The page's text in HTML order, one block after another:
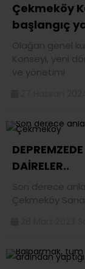
Çekmeköy
başlangıç
Olağan genel
Konseyi, yeni
ve yönetimi
DAİRELER..
Son derece
Çekmeköy